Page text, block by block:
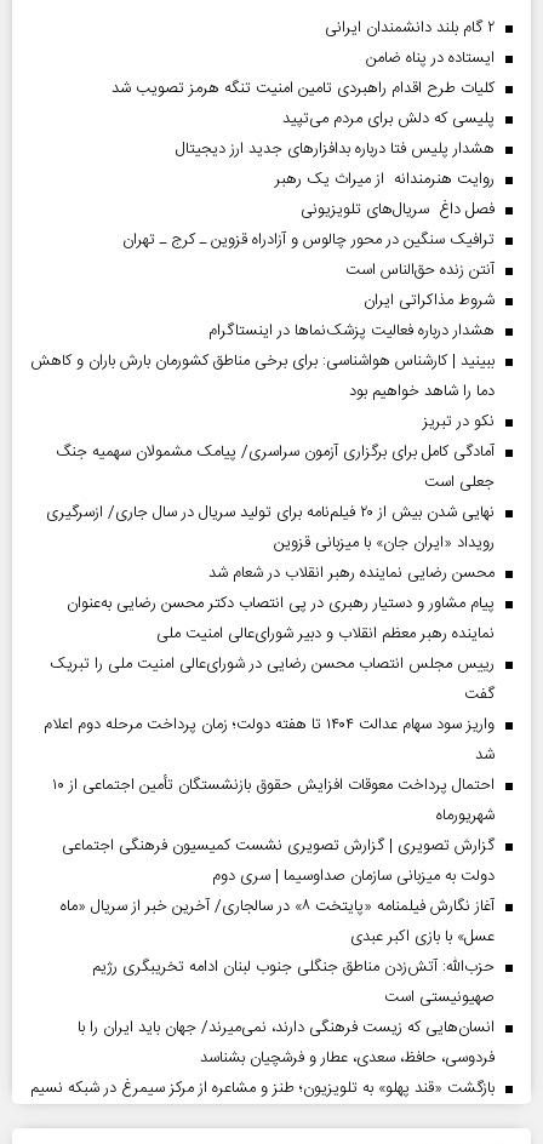
۲ گام بلند دانشمندان ایرانی
ایستاده در پناه ضامن
کلیات طرح اقدام راهبردی تامین امنیت تنگه هرمز تصویب شد
پلیسی که دلش برای مردم می‌تپید
هشدار پلیس فتا درباره بدافزار‌های جدید ارز دیجیتال
روایت هنرمندانه از میراث یک رهبر
فصل داغ سریال‌های تلویزیونی
ترافیک سنگین در محور چالوس و آزادراه قزوین ـ کرج ـ تهران
آنتن زنده حق‌الناس است
شروط مذاکراتی ایران
هشدار درباره فعالیت پزشک‌نما‌ها در اینستاگرام
ببینید | کارشناس هواشناسی: برای برخی مناطق کشورمان بارش باران و کاهش
دما را شاهد خواهیم بود
نکو در تبریز
آمادگی کامل برای برگزاری آزمون سراسری/ پیامک مشمولان سهمیه جنگ
جعلی است
نهایی شدن بیش از ۲۰ فیلم‌نامه برای تولید سریال در سال جاری/ ازسرگیری
رویداد «ایران جان» با میزبانی قزوین
محسن رضایی نماینده رهبر انقلاب در شعام شد
پیام مشاور و دستیار رهبری در پی انتصاب دکتر محسن رضایی به‌عنوان
نماینده رهبر معظم انقلاب و دبیر شورای‌عالی امنیت ملی
رییس مجلس انتصاب محسن رضایی در شورای‌عالی امنیت ملی را تبریک
گفت
واریز سود سهام عدالت ۱۴۰۴ تا هفته دولت؛ زمان پرداخت مرحله دوم اعلام
شد
احتمال پرداخت معوقات افزایش حقوق بازنشستگان تأمین اجتماعی از ۱۰
شهریورماه
گزارش تصویری | گزارش تصویری نشست کمیسیون فرهنگی اجتماعی
دولت به میزبانی سازمان صداوسیما | سری دوم
آغاز نگارش فیلمنامه «پایتخت ۸» در سالجاری/ آخرین خبر از سریال «ماه
عسل» با بازی اکبر عبدی
حزب‌الله: آتش‌زدن مناطق جنگلی جنوب لبنان ادامه تخریبگری رژیم
صهیونیستی است
انسان‌هایی که زیست فرهنگی دارند، نمی‌میرند/ جهان باید ایران را با
فردوسی، حافظ، سعدی، عطار و فرشچیان بشناسد
بازگشت «قند پهلو» به تلویزیون؛ طنز و مشاعره از مرکز سیمرغ در شبکه نسیم